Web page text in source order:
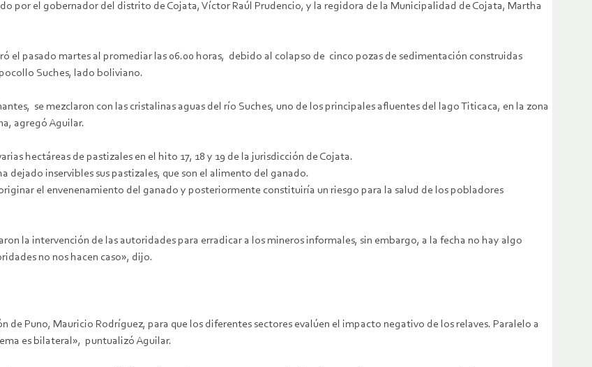
por el gobernador del distrito de Cojata, Víctor Raúl Prudencio, y la regidora de la Municipalidad de Cojata, Martha
el pasado martes al promediar las 06.00 horas, debido al colapso de cinco pozas de sedimentación construidas
Suches, lado boliviano.
se mezclaron con las cristalinas aguas del río Suches, uno de los principales afluentes del lago Titicaca, en la zona
agregó Aguilar.
hectáreas de pastizales en el hito 17, 18 y 19 de la jurisdicción de Cojata.
dejado inservibles sus pastizales, que son el alimento del ganado.
el envenenamiento del ganado y posteriormente constituiría un riesgo para la salud de los pobladores
la intervención de las autoridades para erradicar a los mineros informales, sin embargo, a la fecha no hay algo
no nos hacen caso», dijo.
de Puno, Mauricio Rodríguez, para que los diferentes sectores evalúen el impacto negativo de los relaves. Paralelo a
es bilateral», puntualizó Aguilar.